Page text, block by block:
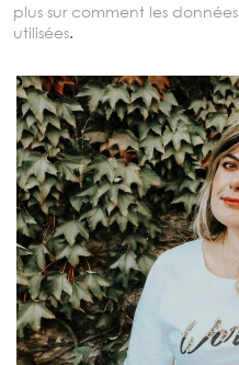
plus sur comment les
utilisées.